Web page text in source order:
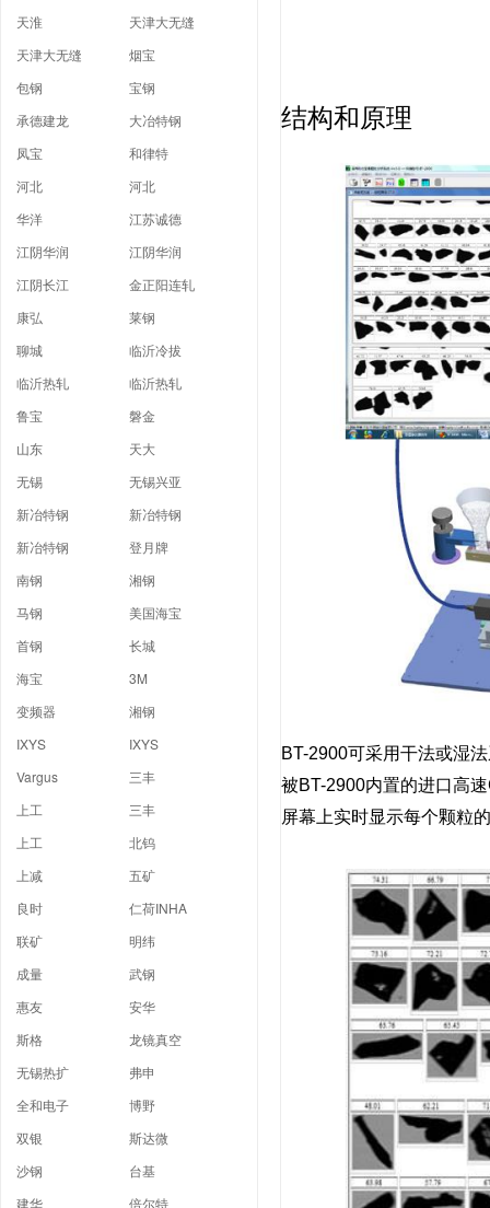
天淮
天津大无缝
天津大无缝
烟宝
包钢
宝钢
承德建龙
大冶特钢
凤宝
和律特
河北
河北
华洋
江苏诚德
江阴华润
江阴华润
江阴长江
金正阳连轧
康弘
莱钢
聊城
临沂冷拔
临沂热轧
临沂热轧
鲁宝
磐金
山东
天大
无锡
无锡兴亚
新冶特钢
新冶特钢
新冶特钢
登月牌
南钢
湘钢
马钢
美国海宝
首钢
长城
海宝
3M
变频器
湘钢
IXYS
IXYS
Vargus
三丰
上工
三丰
上工
北钨
上减
五矿
良时
仁荷INHA
联矿
明纬
成量
武钢
惠友
安华
斯格
龙镜真空
无锡热扩
弗申
全和电子
博野
双银
斯达微
沙钢
台基
建华
倍尔特
结构和原理
BT-2900可采用干法或湿
被BT-2900内置的进口高
屏幕上实时显示每个颗粒